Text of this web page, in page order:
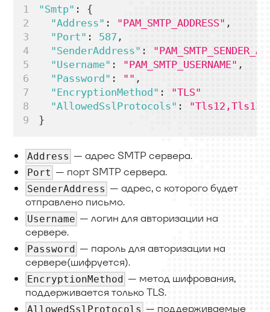
"Smtp" :
{
"Address" : "PAM_SMTP_ADDRESS" ,
"Port" : 587 ,
"SenderAddress" :
"Username" : "PAM_SMTP_USERNAME" ,
"Password" : "" ,
"EncryptionMethod" :
"TLS"
"AllowedSslProtocols" :
"Tls12,Tls13"
}
Address — адрес SMTP сервера.
Port — порт SMTP сервера.
SenderAddress — адрес, с которого будет
отправлено письмо.
Username — логин для авторизации на
сервере.
Password — пароль для авторизации на
сервере(шифруется).
EncryptionMethod — метод шифрования,
поддерживается только TLS.
AllowedSslProtocols — поддерживаемые